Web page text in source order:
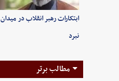
ابتکارات رهبر انقلاب در میدان
نبرد
مطالب برتر